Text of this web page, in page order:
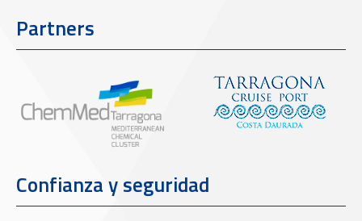
Partners
Confianza y seguridad